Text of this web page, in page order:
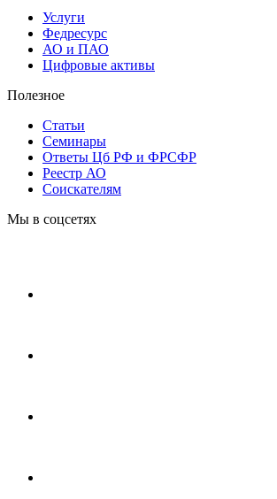
Услуги
Федресурс
АО и ПАО
Цифровые активы
Полезное
Статьи
Cеминары
Ответы Цб РФ и ФРСФР
Реестр АО
Соискателям
Мы в соцсетях